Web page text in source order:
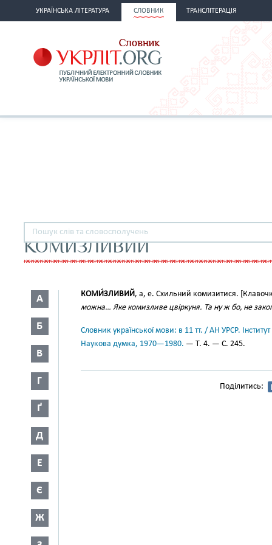
УКРАЇНСЬКА ЛІТЕРАТУРА СЛОВНИК ТРАНСЛІТЕРАЦІЯ
КОМИЗЛИВИЙ
А
Б
В
Г
Ґ
Д
Е
Є
Ж
КОМИ́ЗЛИВИЙ, а, е. Схильний комизитися.
можна… Яке комизливе цвіркуня. Та ну ж бо, не
Словник української мови: в 11 тт. / АН УРСР.
Наукова думка, 1970—1980. — Т. 4. — С. 245.
Поділитись: